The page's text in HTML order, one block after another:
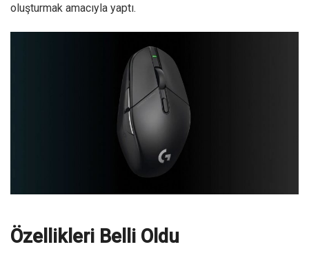
oluşturmak amacıyla yaptı.
Özellikleri Belli Oldu